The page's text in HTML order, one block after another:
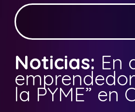
Noticias: En
la PYME” en